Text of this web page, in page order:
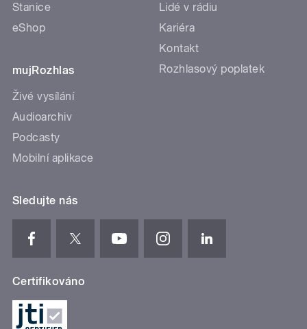
Stanice
eShop
mujRozhlas
Živé vysílání
Audioarchiv
Podcasty
Mobilní aplikace
Lidé v rádiu
Kariéra
Kontakt
Rozhlasový poplatek
Sledujte nás
Certifikováno